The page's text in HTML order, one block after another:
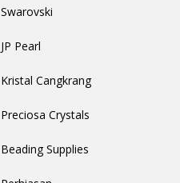
Swarovski
JP Pearl
Kristal Cangkrang
Preciosa Crystals
Beading Supplies